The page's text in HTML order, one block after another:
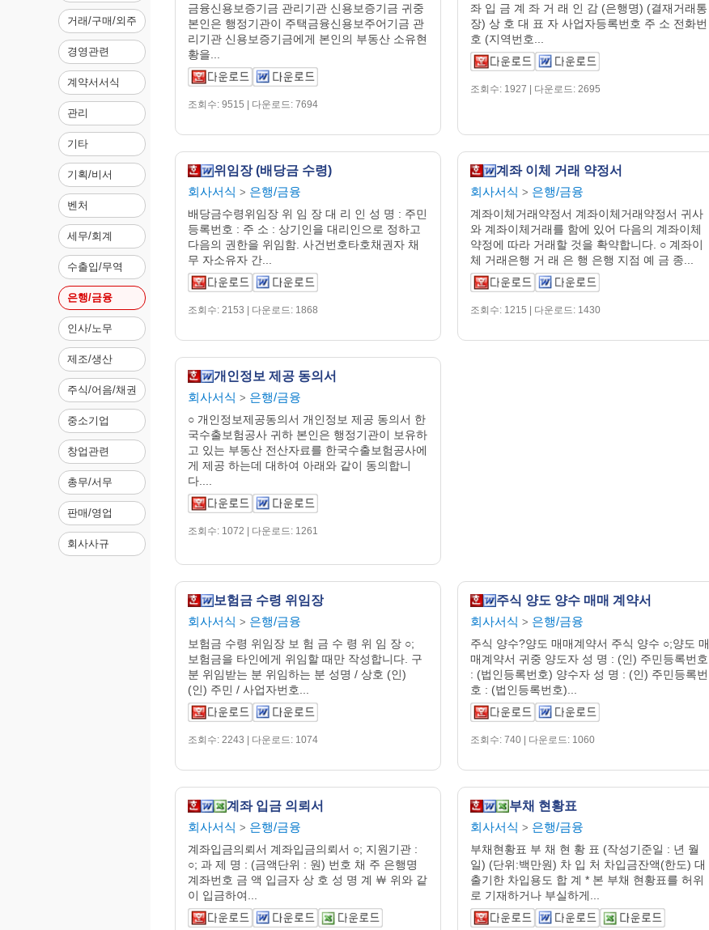
거래/구매/외주
경영관련
계약서서식
관리
기타
기획/비서
벤처
세무/회계
수출입/무역
은행/금융
인사/노무
제조/생산
주식/어음/채권
중소기업
창업관련
총무/서무
판매/영업
회사사규
금융신용보증기금 관리기관 신용보증기금 귀중
본인은 행정기관이 주택금융신용보주어기금 관
리기관 신용보증기금에게 본인의 부동산 소유현
황을...
조회수: 9515 | 다운로드: 7694
좌 입 금 계 좌 거 래 인 감 (은행명) (결재거래통
장) 상 호 대 표 자 사업자등록번호 주 소 전화번
호 (지역번호...
조회수: 1927 | 다운로드: 2695
위임장 (배당금 수령)
회사서식 > 은행/금융
배당금수령위임장 위 임 장 대 리 인 성 명 : 주민
등록번호 : 주 소 : 상기인을 대리인으로 정하고
다음의 권한을 위임함. 사건번호타호채권자 채
무 자소유자 간...
조회수: 2153 | 다운로드: 1868
계좌 이체 거래 약정서
회사서식 > 은행/금융
계좌이체거래약정서 계좌이체거래약정서 귀사
와 계좌이체거래를 함에 있어 다음의 계좌이체
약정에 따라 거래할 것을 확약합니다. ○ 계좌이
체 거래은행 거 래 은 행 은행 지점 예 금 종...
조회수: 1215 | 다운로드: 1430
개인정보 제공 동의서
회사서식 > 은행/금융
○ 개인정보제공동의서 개인정보 제공 동의서 한
국수출보험공사 귀하 본인은 행정기관이 보유하
고 있는 부동산 전산자료를 한국수출보험공사에
게 제공 하는데 대하여 아래와 같이 동의합니
다....
조회수: 1072 | 다운로드: 1261
보험금 수령 위임장
회사서식 > 은행/금융
보험금 수령 위임장 보 험 금 수 령 위 임 장 ○;
보험금을 타인에게 위임할 때만 작성합니다. 구
분 위임받는 분 위임하는 분 성명 / 상호 (인)
(인) 주민 / 사업자번호...
조회수: 2243 | 다운로드: 1074
주식 양도 양수 매매 계약서
회사서식 > 은행/금융
주식 양수?양도 매매계약서 주식 양수 ○;양도 매
매계약서 귀중 양도자 성 명 : (인) 주민등록번호
: (법인등록번호) 양수자 성 명 : (인) 주민등록번
호 : (법인등록번호)...
조회수: 740 | 다운로드: 1060
계좌 입금 의뢰서
회사서식 > 은행/금융
계좌입금의뢰서 계좌입금의뢰서 ○; 지원기관 :
○; 과 제 명 : (금액단위 : 원) 번호 채 주 은행명
계좌번호 금 액 입금자 상 호 성 명 계 ￦ 위와 같
이 입금하여...
부채 현황표
회사서식 > 은행/금융
부채현황표 부 채 현 황 표 (작성기준일 : 년 월
일) (단위:백만원) 차 입 처 차입금잔액(한도) 대
출기한 차입용도 합 계 * 본 부채 현황표를 허위
로 기재하거나 부실하게...